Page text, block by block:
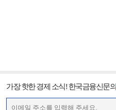
가장 핫한 경제 소식! 한국금융신문의